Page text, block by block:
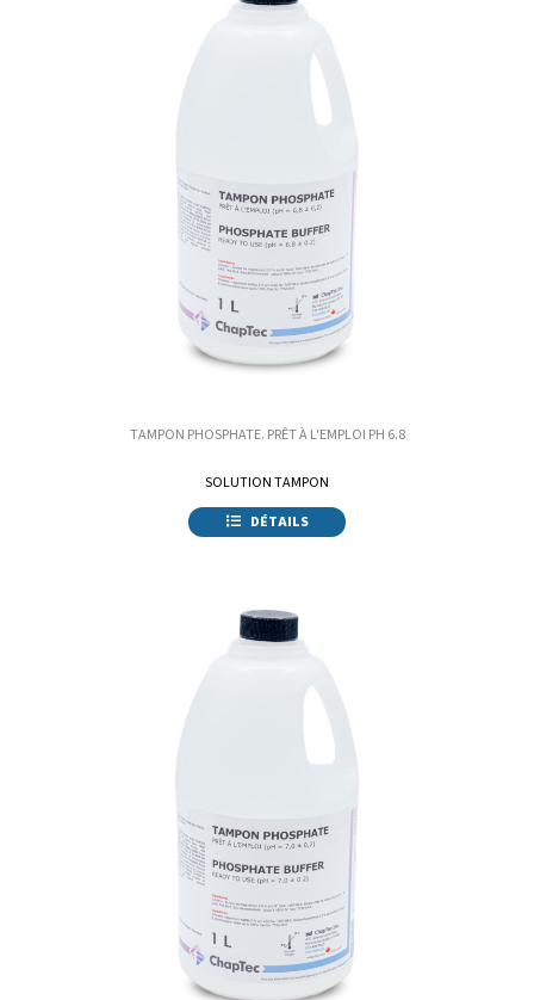
TAMPON PHOSPHATE. PRÊT À L'EMPLOI PH 6.8
SOLUTION TAMPON
DÉTAILS